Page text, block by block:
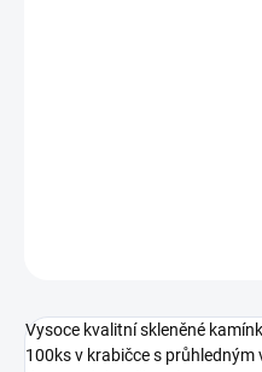
Vysoce kvalitní skleněné
100ks v krabičce s průhledným